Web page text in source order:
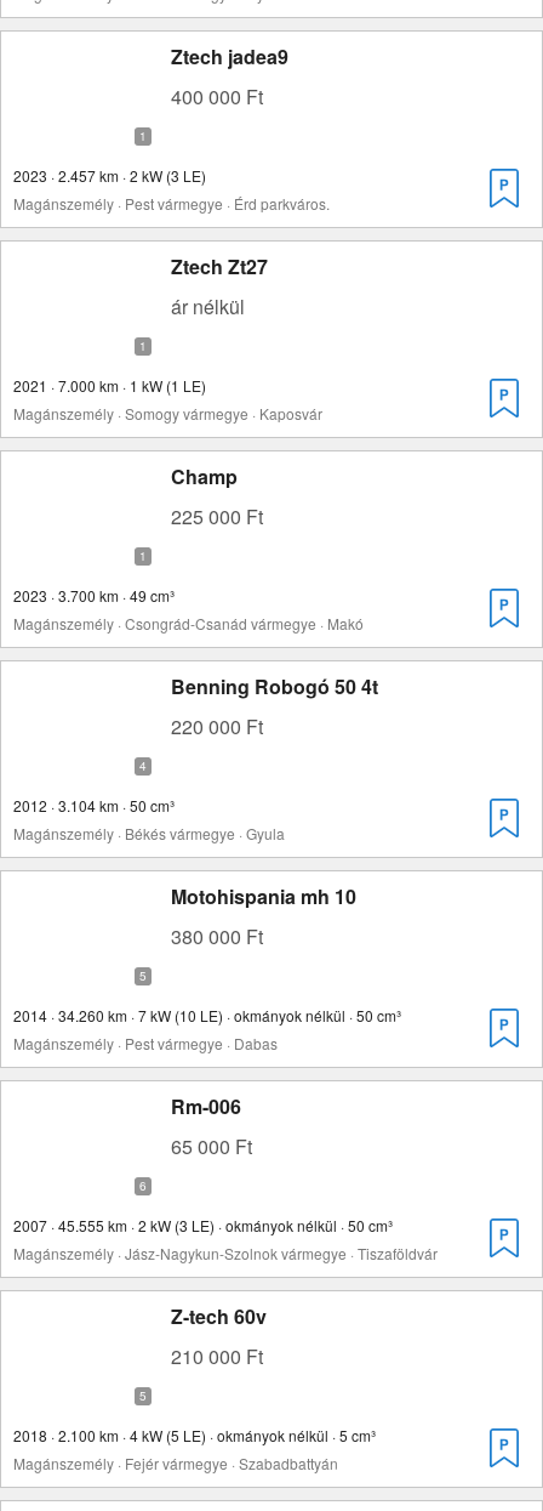
Ztech jadea9
400 000 Ft
2023 · 2.457 km · 2 kW (3 LE)
Magánszemély · Pest vármegye · Érd parkváros.
Ztech Zt27
ár nélkül
2021 · 7.000 km · 1 kW (1 LE)
Magánszemély · Somogy vármegye · Kaposvár
Champ
225 000 Ft
2023 · 3.700 km · 49 cm³
Magánszemély · Csongrád-Csanád vármegye · Makó
Benning Robogó 50 4t
220 000 Ft
2012 · 3.104 km · 50 cm³
Magánszemély · Békés vármegye · Gyula
Motohispania mh 10
380 000 Ft
2014 · 34.260 km · 7 kW (10 LE) · okmányok nélkül · 50 cm³
Magánszemély · Pest vármegye · Dabas
Rm-006
65 000 Ft
2007 · 45.555 km · 2 kW (3 LE) · okmányok nélkül · 50 cm³
Magánszemély · Jász-Nagykun-Szolnok vármegye · Tiszaföldvár
Z-tech 60v
210 000 Ft
2018 · 2.100 km · 4 kW (5 LE) · okmányok nélkül · 5 cm³
Magánszemély · Fejér vármegye · Szabadbattyán